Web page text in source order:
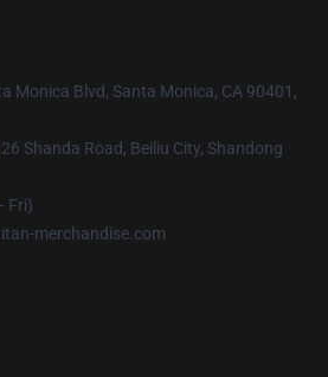
Monica Blvd, Santa Monica, CA 90401,
Shanda Road, Beiliu City, Shandong
Fri)
merchandise.com